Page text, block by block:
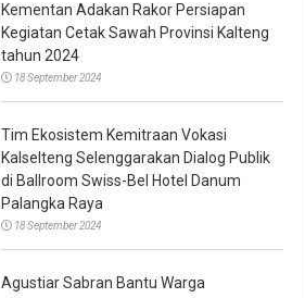
Kementan Adakan Rakor Persiapan
Kegiatan Cetak Sawah Provinsi Kalteng
tahun 2024
18 September 2024
Tim Ekosistem Kemitraan Vokasi
Kalselteng Selenggarakan Dialog Publik
di Ballroom Swiss-Bel Hotel Danum
Palangka Raya
18 September 2024
Agustiar Sabran Bantu Warga